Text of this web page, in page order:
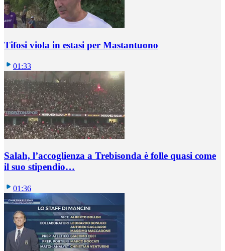
Tifosi viola in estasi per Mastantuono
01:33
Salah, l’accoglienza a Trebisonda è folle quasi come
il suo stipendio…
01:36